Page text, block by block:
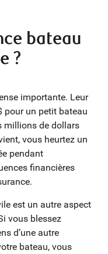
bateau
?
importante. Leur
pour un petit bateau
millions de dollars
vous heurtez un
pendant
financières
est un autre aspect
vous blessez
d’une autre
bateau, vous